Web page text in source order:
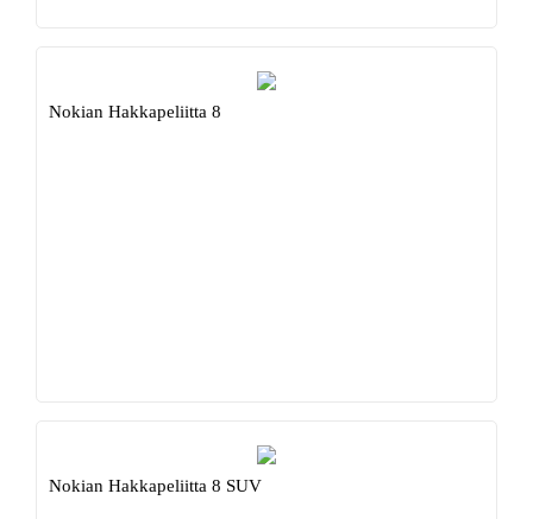
Nokian Hakkapeliitta 8
Nokian Hakkapeliitta 8 SUV